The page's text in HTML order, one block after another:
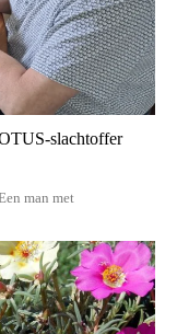
slachtoffer
man met